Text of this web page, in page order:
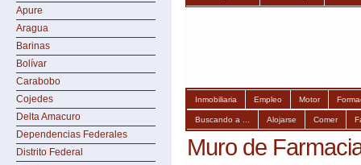
Apure
Aragua
Barinas
Bolívar
Carabobo
Cojedes
Delta Amacuro
Dependencias Federales
Distrito Federal
Inmobiliaria Empleo Motor
Buscando a ... Alojarse Comer
Muro de